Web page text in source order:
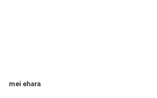
mei ehara